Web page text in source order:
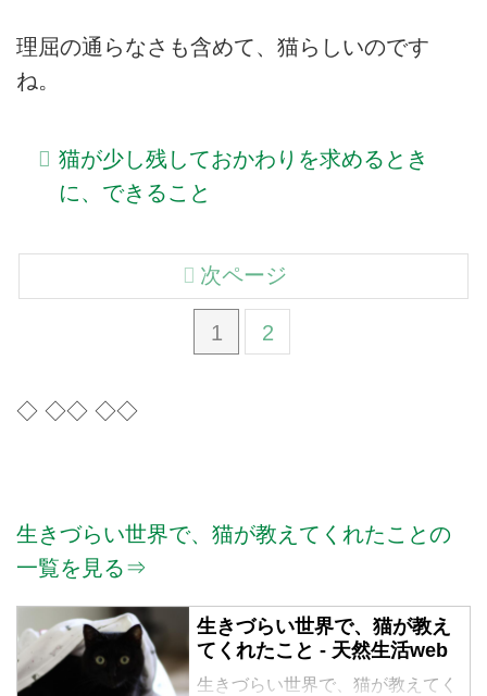
理屈の通らなさも含めて、猫らしいのです
ね。
猫が少し残しておかわりを求めるとき
に、できること
1 2
次ページ
◇ ◇◇ ◇◇
生きづらい世界で、猫が教えてくれたことの
一覧を見る⇒
生きづらい世界で、猫が教え
てくれたこと - 天然生活web
生きづらい世界で、猫が教えてく